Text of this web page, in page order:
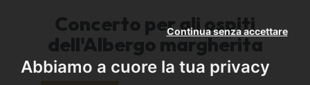
Abbiamo a cuore la tua privacy
Continua senza accettare
Concerto per gli ospiti
dell'Albergo margherita